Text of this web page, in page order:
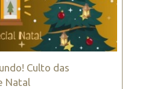
Culto das
Natal